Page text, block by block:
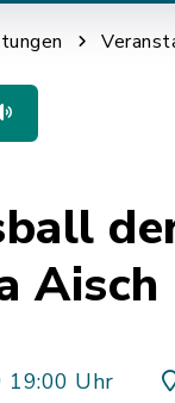
Aisch
19:00 Uhr